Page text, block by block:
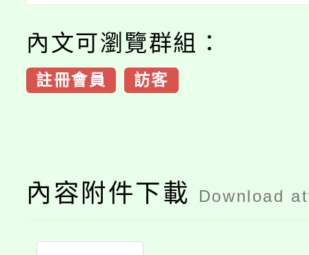
內文可瀏覽群組：
註冊會員 訪客
內容附件下載 Download